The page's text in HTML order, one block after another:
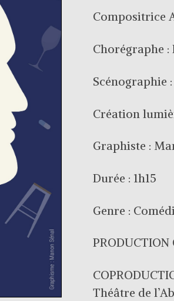
Compositrice
Chorégraphe :
Scénographie
Création
Graphiste :
Durée : 1h15
Genre :
Théâtre de